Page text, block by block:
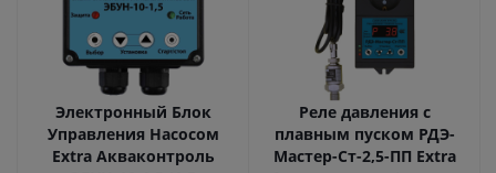
Электронный Блок
Управления Насосом
Extra Акваконтроль
Реле давления с
плавным пуском РДЭ-
Мастер-Ст-2,5-ПП Extra